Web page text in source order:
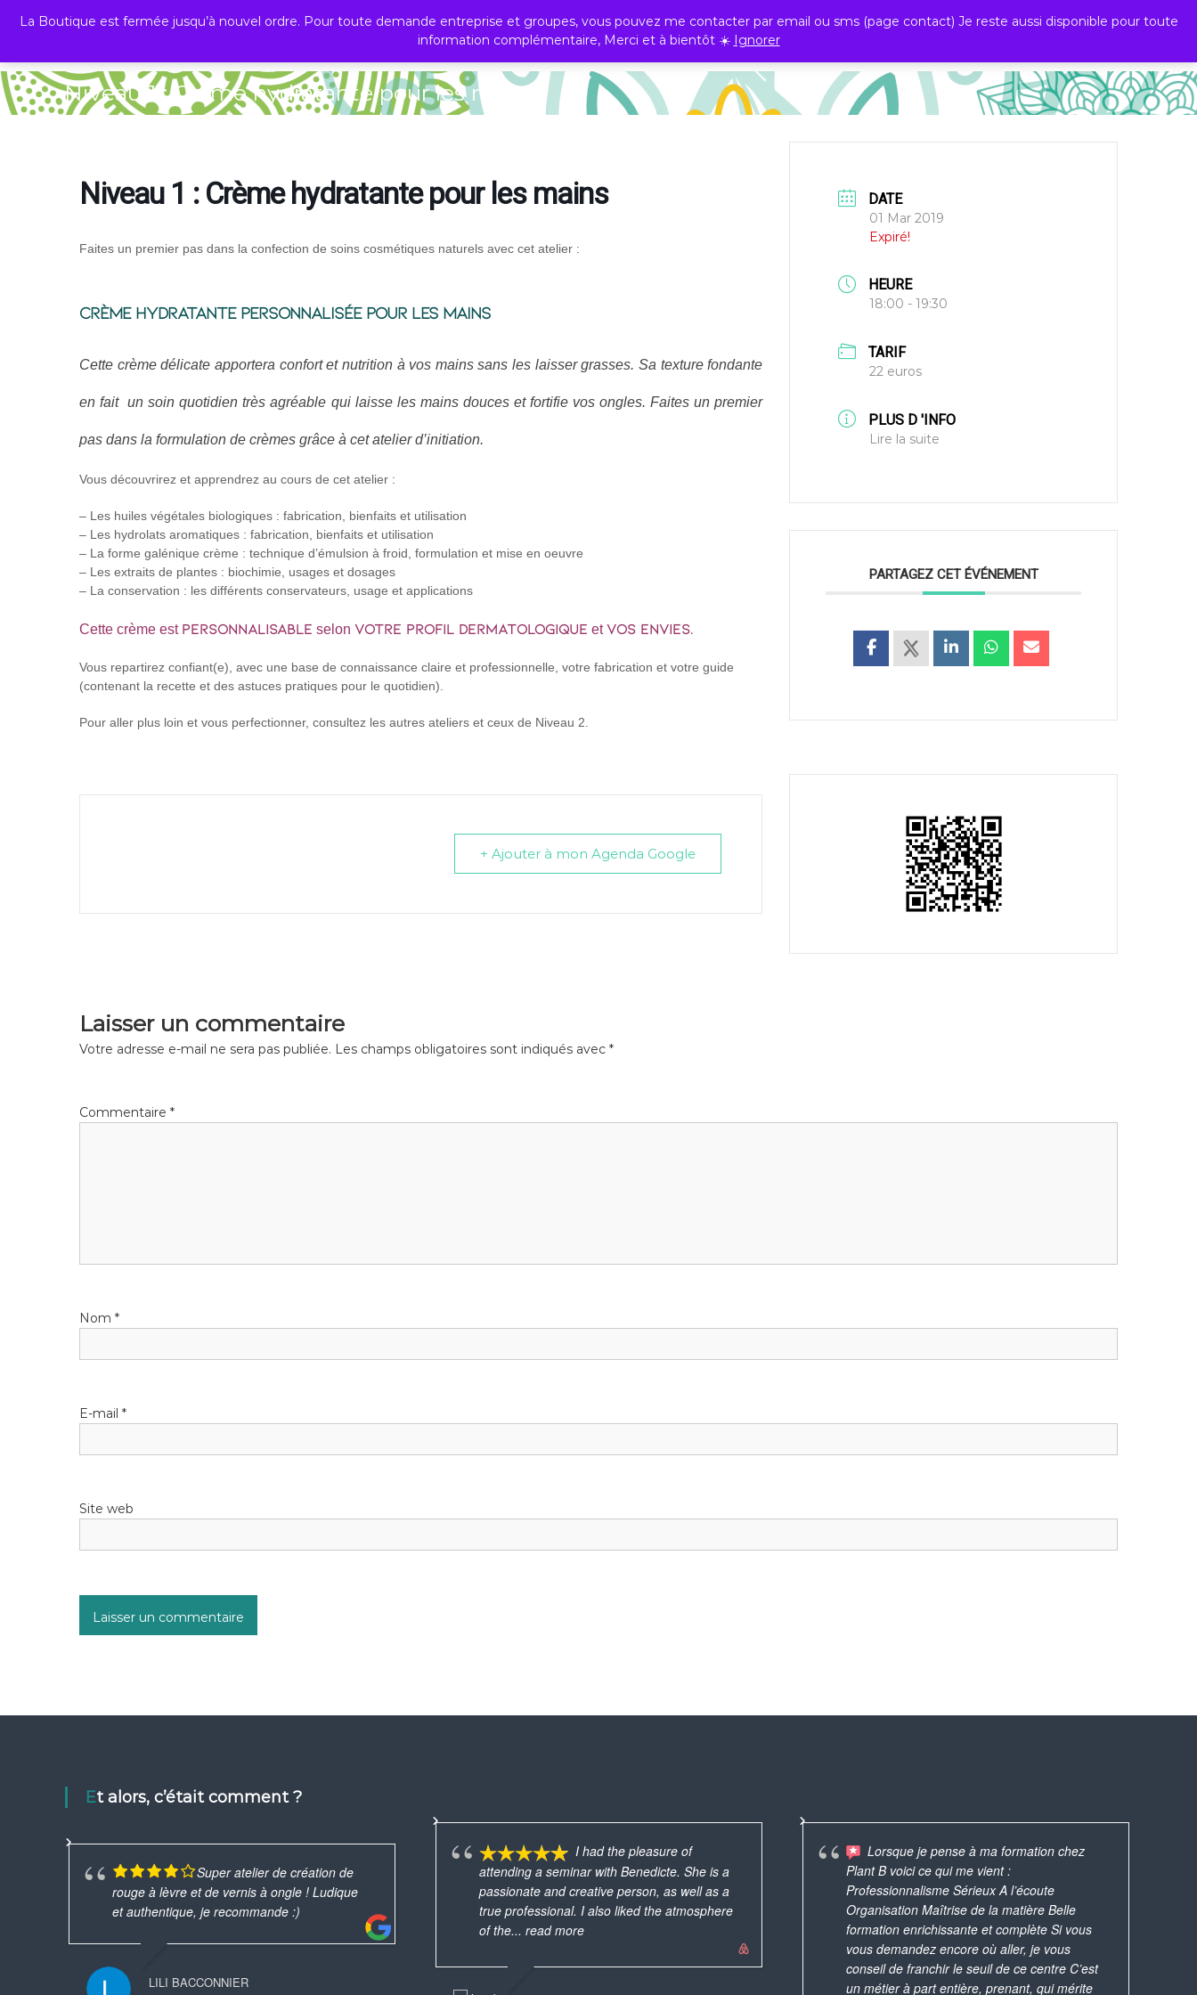
La Boutique est fermée jusqu’à nouvel ordre. Pour toute demande entreprise et groupes, vous pouvez me contacter par email ou sms (page contact) Je reste aussi disponible pour toute
information complémentaire, Merci et à bientôt ☀️ Ignorer
PLANT B
Professionnels Ateliers Consultations
0
Niveau 1 : Crème hydratante pour les mains
Niveau 1 : Crème hydratante pour les mains
Faites un premier pas dans la confection de soins cosmétiques naturels avec cet atelier :
Crème hydratante Personnalisée pour les mains
Cette crème délicate apportera confort et nutrition à vos mains sans les laisser grasses. Sa texture fondante
en fait un soin quotidien très agréable qui laisse les mains douces et fortifie vos ongles. Faites un premier
pas dans la formulation de crèmes grâce à cet atelier d’initiation.
Vous découvrirez et apprendrez au cours de cet atelier :
– Les huiles végétales biologiques : fabrication, bienfaits et utilisation
– Les hydrolats aromatiques : fabrication, bienfaits et utilisation
– La forme galénique crème : technique d’émulsion à froid, formulation et mise en oeuvre
– Les extraits de plantes : biochimie, usages et dosages
– La conservation : les différents conservateurs, usage et applications
Cette crème est personnalisable selon VOTRE PROFIL DERMATOLOGIQUE etvos envies.
Vous repartirez confiant(e), avec une base de connaissance claire et professionnelle, votre fabrication et votre guide
(contenant la recette et des astuces pratiques pour le quotidien).
Pour aller plus loin et vous perfectionner, consultez les autres ateliers et ceux de Niveau 2.
+ Ajouter à mon Agenda Google
DATE
01 Mar 2019
Expiré!
HEURE
18:00 - 19:30
TARIF
22 euros
PLUS D 'INFO
Lire la suite
PARTAGEZ CET ÉVÉNEMENT
Laisser un commentaire
Votre adresse e-mail ne sera pas publiée. Les champs obligatoires sont indiqués avec *
Commentaire *
Nom *
E-mail *
Site web
Et alors, c’était comment ?
Super atelier de création de
rouge à lèvre et de vernis à ongle ! Ludique
et authentique, je recommande :)
LILI BACCONNIER
Une expérience que j'ai
vraiment appréciée et que je conseillerai à
mes amies ! Puis quel bonheur de repartir
avec un magnifique rouge à lèvres et un
vernis safe, à partager avec sa famille !
I had the pleasure of
attending a seminar with Benedicte. She is a
passionate and creative person, as well as a
true professional. I also liked the atmosphere
of the... read more
Foram oficinas bastante
produtivas, realizadas de maneira profissional.
Vc tem antes de escolher os produtos que
quer fazer, para ela preparar o material e as
instruções. Eu Acabei... read more
Lorsque je pense à ma formation chez
Plant B voici ce qui me vient :
Professionnalisme Sérieux A l’écoute
Organisation Maîtrise de la matière Belle
formation enrichissante et complète Si vous
vous demandez encore où aller, je vous
conseil de franchir le seuil de ce centre C’est
un métier à part entière, prenant, qui mérite